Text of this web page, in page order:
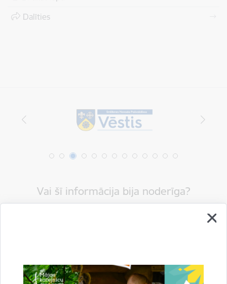
Dalīties
Vai šī informācija bija noderīga?
Esi pirmais, kurš uzzina!